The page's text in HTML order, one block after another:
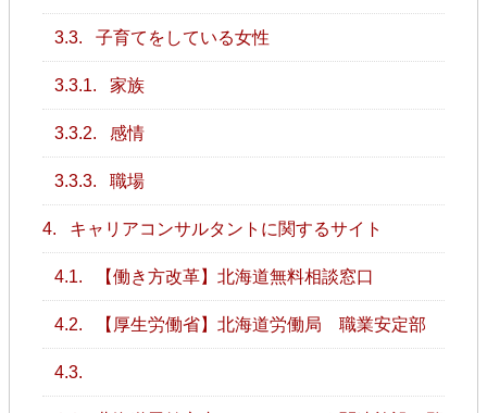
3.3. 子育てをしている女性
3.3.1. 家族
3.3.2. 感情
3.3.3. 職場
4. キャリアコンサルタントに関するサイト
4.1. 【働き方改革】北海道無料相談窓口
4.2. 【厚生労働省】北海道労働局 職業安定部
4.3.